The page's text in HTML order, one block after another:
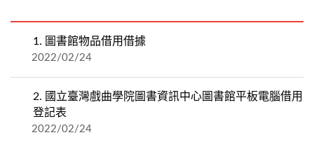
1. 圖書館物品借用借據
2022/02/24
2. 國立臺灣戲曲學院圖書資訊中心圖書館平板電腦借用
登記表
2022/02/24